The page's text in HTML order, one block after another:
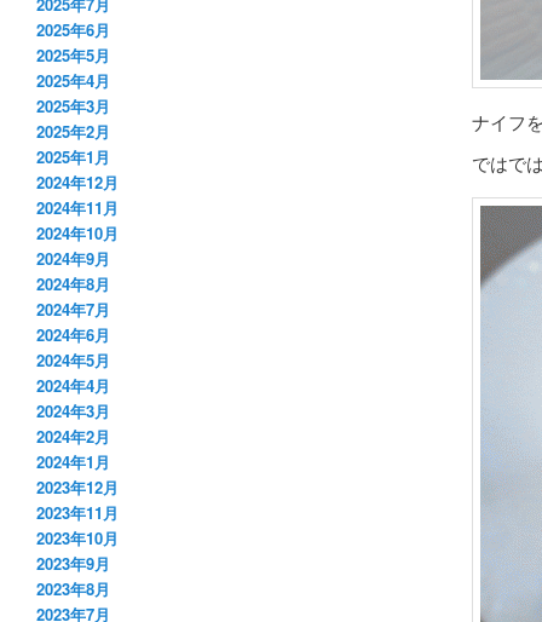
ナイフ
ではで
2025年7月
2025年6月
2025年5月
2025年4月
2025年3月
2025年2月
2025年1月
2024年12月
2024年11月
2024年10月
2024年9月
2024年8月
2024年7月
2024年6月
2024年5月
2024年4月
2024年3月
2024年2月
2024年1月
2023年12月
2023年11月
2023年10月
2023年9月
2023年8月
2023年7月